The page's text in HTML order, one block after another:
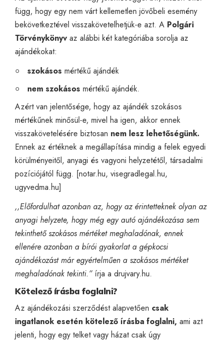
függ, hogy egy nem várt kellemetlen jövőbeli esemény
bekövetkeztével visszakövetelhetjük-e azt. A Polgári
Törvénykönyvaz alábbi két kategóriába sorolja az
ajándékokat:
szokásos mértékű ajándék
nem szokásos mértékű ajándék.
Azért van jelentősége, hogy az ajándék szokásos
mértékűnek minősül-e, mivel ha igen, akkor ennek
visszakövetelésére biztosan nem lesz lehetőségünk.
Ennek az értéknek a megállapítása mindig a felek egyedi
körülményeitől, anyagi és vagyoni helyzetétől, társadalmi
pozíciójától függ. [notar.hu, visegradlegal.hu,
ugyvedma.hu]
,,Előfordulhat azonban az, hogy az érintetteknek olyan az
anyagi helyzete, hogy még egy autó ajándékozása sem
tekinthető szokásos mértéket meghaladónak, ennek
ellenére azonban a bírói gyakorlat a gépkocsi
ajándékozást már egyértelműen a szokásos mértéket
meghaladónak tekinti.”írja a drujvary.hu.
Kötelező írásba foglalni?
Az ajándékozási szerződést alapvetően csak
ingatlanok esetén kötelező írásba foglalni, ami azt
jelenti, hogy egy telket vagy házat csak úgy